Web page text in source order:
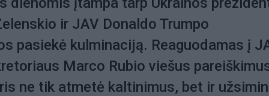
ir JAV Donaldo Trumpo
pasiekė kulminaciją. Reaguodamas į
Marco Rubio viešus
ne tik atmetė kaltinimus, bet ir